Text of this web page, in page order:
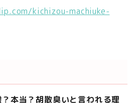
kichizou-machiuke-
？本当？胡散臭いと言われる理